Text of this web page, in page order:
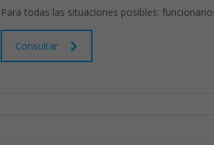
Para todas las situaciones posibles:
Consultar